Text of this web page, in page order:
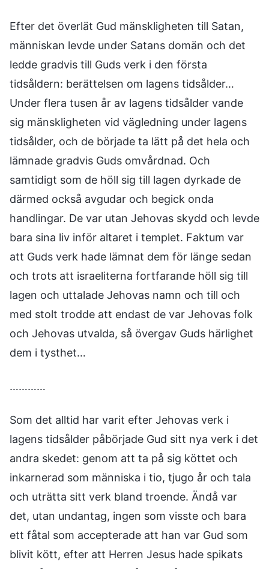
Efter det överlät Gud mänskligheten till Satan,
människan levde under Satans domän och det
ledde gradvis till Guds verk i den första
tidsåldern: berättelsen om lagens tidsålder…
Under flera tusen år av lagens tidsålder vande
sig mänskligheten vid vägledning under lagens
tidsålder, och de började ta lätt på det hela och
lämnade gradvis Guds omvårdnad. Och
samtidigt som de höll sig till lagen dyrkade de
därmed också avgudar och begick onda
handlingar. De var utan Jehovas skydd och levde
bara sina liv inför altaret i templet. Faktum var
att Guds verk hade lämnat dem för länge sedan
och trots att israeliterna fortfarande höll sig till
lagen och uttalade Jehovas namn och till och
med stolt trodde att endast de var Jehovas folk
och Jehovas utvalda, så övergav Guds härlighet
dem i tysthet…
…………
Som det alltid har varit efter Jehovas verk i
lagens tidsålder påbörjade Gud sitt nya verk i det
andra skedet: genom att ta på sig köttet och
inkarnerad som människa i tio, tjugo år och tala
och uträtta sitt verk bland troende. Ändå var
det, utan undantag, ingen som visste och bara
ett fåtal som accepterade att han var Gud som
blivit kött, efter att Herren Jesus hade spikats